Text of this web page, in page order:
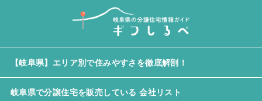
【岐阜県】エリア別で住みやすさを徹底解剖！
岐阜県で分譲住宅を販売している 会社リスト